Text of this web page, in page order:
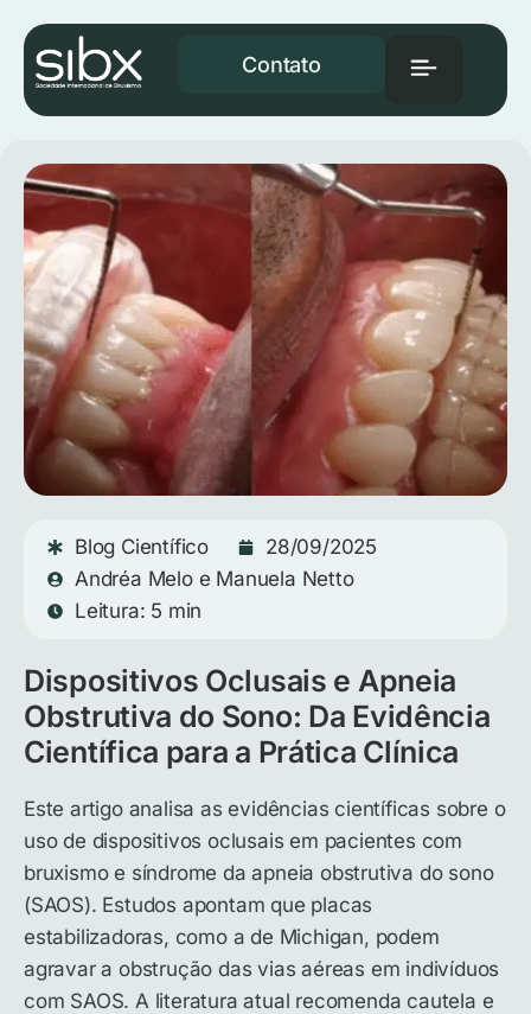
Contato
Blog Científico
28/09/2025
Andréa Melo e Manuela Netto
Leitura: 5 min
Dispositivos Oclusais e Apneia
Obstrutiva do Sono: Da Evidência
Científica para a Prática Clínica
Este artigo analisa as evidências científicas sobre o
uso de dispositivos oclusais em pacientes com
bruxismo e síndrome da apneia obstrutiva do sono
(SAOS). Estudos apontam que placas
estabilizadoras, como a de Michigan, podem
agravar a obstrução das vias aéreas em indivíduos
com SAOS. A literatura atual recomenda cautela e